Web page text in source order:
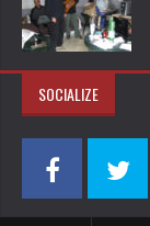
SOCIALIZE